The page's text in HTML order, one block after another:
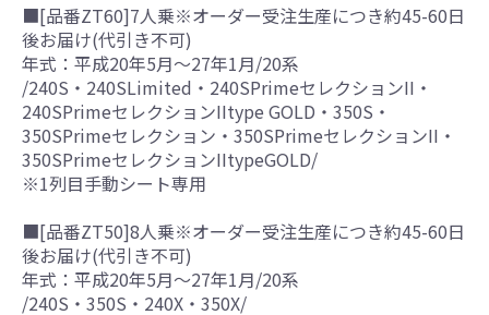
■[品番ZT60]7人乗※オーダー受注生産につき約45-60日
後お届け(代引き不可)
年式：平成20年5月～27年1月/20系
/240S・240SLimited・240SPrimeセレクションII・
240SPrimeセレクションIItype GOLD・350S・
350SPrimeセレクション・350SPrimeセレクションII・
350SPrimeセレクションIItypeGOLD/
※1列目手動シート専用
■[品番ZT50]8人乗※オーダー受注生産につき約45-60日
後お届け(代引き不可)
年式：平成20年5月～27年1月/20系
/240S・350S・240X・350X/